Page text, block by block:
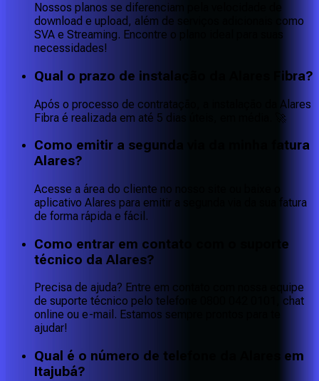
Nossos planos se diferenciam pela velocidade de
download e upload, além de serviços adicionais como
SVA e Streaming. Encontre o plano ideal para suas
necessidades!
Qual o prazo de instalação da Alares Fibra?
Após o processo de contratação, a instalação da Alares
Fibra é realizada em até 5 dias úteis, em média. 🚀
Como emitir a segunda via da minha fatura
Alares?
Acesse a área do cliente no nosso site ou baixe o
aplicativo Alares para emitir a segunda via da sua fatura
de forma rápida e fácil.
Como entrar em contato com o suporte
técnico da Alares?
Precisa de ajuda? Entre em contato com nossa equipe
de suporte técnico pelo telefone 0800 042 0101, chat
online ou e-mail. Estamos sempre prontos para te
ajudar!
Qual é o número de telefone da Alares em
Itajubá?